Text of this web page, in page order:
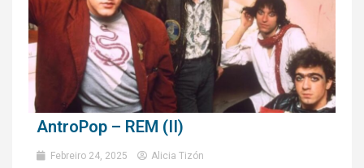
AntroPop – REM (II)
Febreiro 24, 2025 Alicia Tizón